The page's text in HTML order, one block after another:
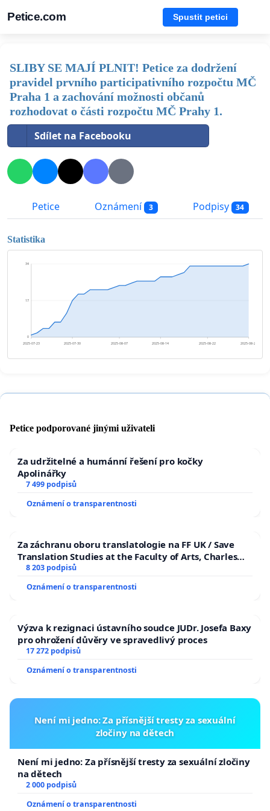
Petice.com Spustit petici
SLIBY SE MAJÍ PLNIT! Petice za dodržení
pravidel prvního participativního rozpočtu MČ
Praha 1 a zachování možnosti občanů
rozhodovat o části rozpočtu MČ Prahy 1.
Sdílet na Facebooku
Petice Oznámení 3 Podpisy 34
Statistika
0
17
34
2025-07-23 2025-07-30 2025-08-07 2025-08-14 2025-08-22 2025-08-29
Petice podporované jinými uživateli
Za udržitelné a humánní řešení pro kočky
Apolinářky
7 499 podpisů
Oznámení o transparentnosti
Za záchranu oboru translatologie na FF UK / Save
Translation Studies at the Faculty of Arts, Charles
University
8 203 podpisů
Oznámení o transparentnosti
Výzva k rezignaci ústavního soudce JUDr. Josefa Baxy
pro ohrožení důvěry ve spravedlivý proces
17 272 podpisů
Oznámení o transparentnosti
Není mi jedno: Za přísnější tresty za sexuální
zločiny na dětech
Není mi jedno: Za přísnější tresty za sexuální zločiny
na dětech
2 000 podpisů
Oznámení o transparentnosti